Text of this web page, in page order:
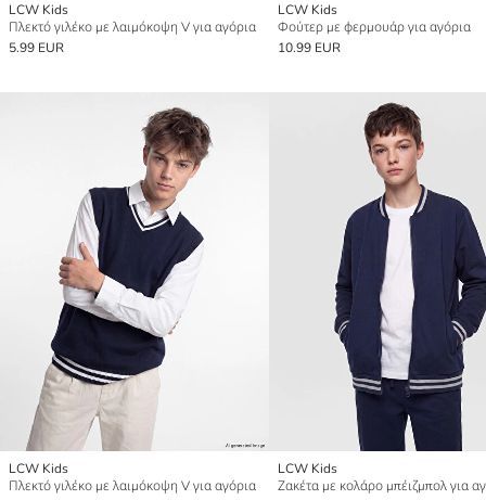
LCW Kids
Πλεκτό γιλέκο με λαιμόκοψη V για αγόρια
5.99 EUR
LCW Kids
Φούτερ με φερμουάρ για αγόρια
10.99 EUR
LCW Kids
Πλεκτό γιλέκο με λαιμόκοψη V για αγόρια
LCW Kids
Ζακέτα με κολάρο μπέιζμπολ για